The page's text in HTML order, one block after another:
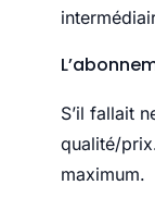
S’il fallait
qualité/
maximum.